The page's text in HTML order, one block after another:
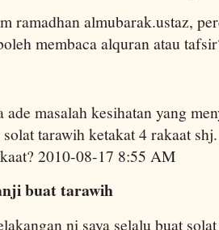
ramadhan almubarak.ustaz,
membaca alquran atau
ade masalah kesihatan yang
solat tarawih ketakat 4 rakaat
2010-08-17 8:55 AM
buat tarawih
ni saya selalu buat